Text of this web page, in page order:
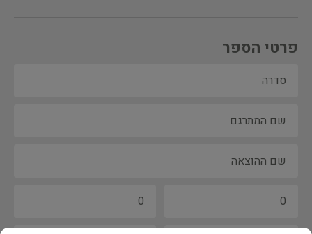
פרטי הספר